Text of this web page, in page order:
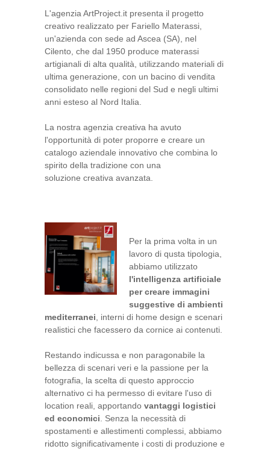
L'agenzia ArtProject.it presenta il progetto
creativo realizzato per Fariello Materassi,
un'azienda con sede ad Ascea (SA), nel
Cilento, che dal 1950 produce materassi
artigianali di alta qualità, utilizzando materiali di
ultima generazione, con un bacino di vendita
consolidato nelle regioni del Sud e negli ultimi
anni esteso al Nord Italia.
La nostra agenzia creativa ha avuto
l'opportunità di poter proporre e creare un
catalogo aziendale innovativo che combina lo
spirito della tradizione con una
soluzione creativa avanzata.
Per la prima volta in un
lavoro di qusta tipologia,
abbiamo utilizzato
l'intelligenza artificiale
per creare immagini
suggestive di ambienti
mediterranei , interni di home design e scenari
realistici che facessero da cornice ai contenuti.
Restando indicussa e non paragonabile la
bellezza di scenari veri e la passione per la
fotografia, la scelta di questo approccio
alternativo ci ha permesso di evitare l'uso di
location reali, apportando vantaggi logistici
ed economici . Senza la necessità di
spostamenti e allestimenti complessi, abbiamo
ridotto significativamente i costi di produzione e